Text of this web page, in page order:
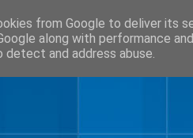
from Google to deliver its
along with performance
and address abuse.